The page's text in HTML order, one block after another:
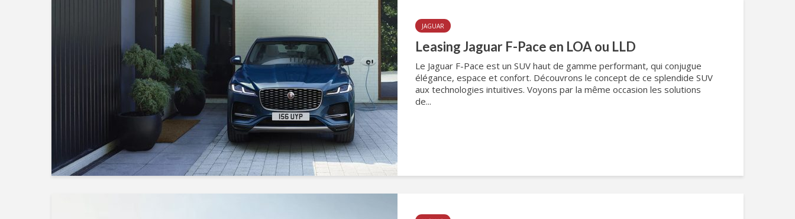
JAGUAR
Leasing Jaguar F-Pace en LOA ou LLD
Le Jaguar F-Pace est un SUV haut de gamme performant, qui conjugue
élégance, espace et confort. Découvrons le concept de ce splendide SUV
aux technologies intuitives. Voyons par la même occasion les solutions
de...